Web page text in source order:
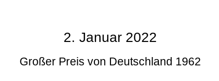
2. Januar 2022
Großer Preis von Deutschland 1962